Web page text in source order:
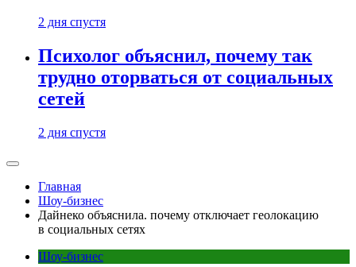
2 дня спустя
Психолог объяснил, почему так
трудно оторваться от социальных
сетей
2 дня спустя
Главная
Шоу-бизнес
Дайнеко объяснила. почему отключает геолокацию
в социальных сетях
Шоу-бизнес